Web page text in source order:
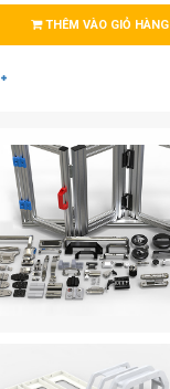
THÊM VÀO GIỎ HÀNG